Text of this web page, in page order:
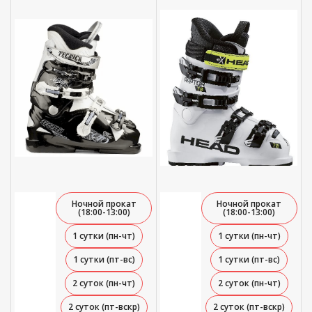
Ночной прокат
(18:00-13:00)
1 сутки (пн-чт)
1 сутки (пт-вс)
2 суток (пн-чт)
2 суток (пт-вскр)
Ночной прокат
(18:00-13:00)
1 сутки (пн-чт)
1 сутки (пт-вс)
2 суток (пн-чт)
2 суток (пт-вскр)